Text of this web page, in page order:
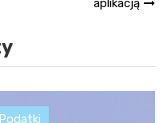
aplikacją
Podatki